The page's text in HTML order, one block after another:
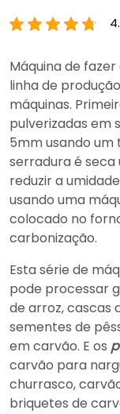
Máquina de
linha de
máquinas.
pulverizadas em
5mm usando um
serradura é
reduzir a
usando uma
colocado no
carbonização.
Esta série de
pode processar
de arroz, cascas
sementes de
em carvão. E os
carvão para
churrasco,
briquetes de